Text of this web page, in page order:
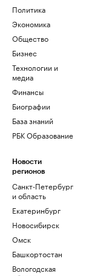
Политика
Экономика
Общество
Бизнес
Технологии и
медиа
Финансы
Биографии
База знаний
РБК Образование
Новости
регионов
Санкт-Петербург
и область
Екатеринбург
Новосибирск
Омск
Башкортостан
Вологодская